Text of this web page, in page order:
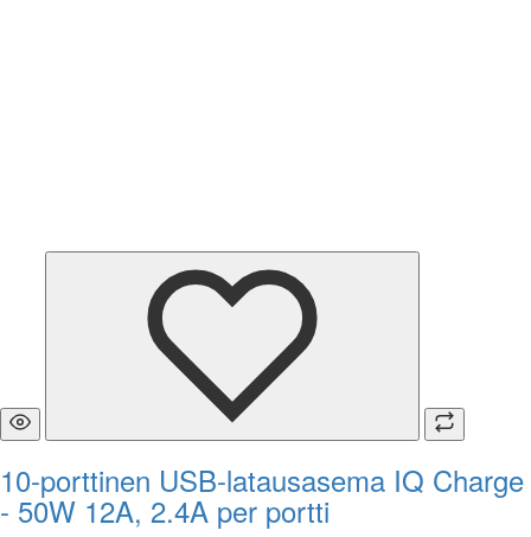
10-porttinen USB-latausasema IQ Charge
- 50W 12A, 2.4A per portti